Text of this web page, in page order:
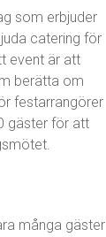
som erbjuder
catering för
event är att
berätta om
festarrangörer
gäster för att
många gäster